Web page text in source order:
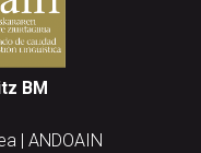
BM
| ANDOAIN